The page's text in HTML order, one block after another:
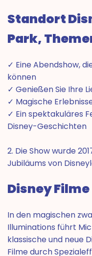
Standort
Park,
✓ Eine Abendshow,
können
✓ Genießen Sie Ihre
✓ Magische
✓ Ein spektakuläres
Disney-Geschichten
2. Die Show wurde
Jubiläums von
Disney Filme
In den magischen
Illuminations führt
klassische und neue
Filme durch